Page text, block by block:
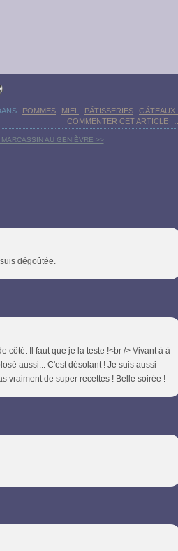
POMMES MIEL PÂTISSERIES
GÂTEAUX...
COMMENTER CET ARTICLE
AU GENIÈVRE >>
dégoûtée.
côté. Il faut que je la teste !<br /> Vivant à à
aussi... C'est désolant ! Je suis aussi
vraiment de super recettes ! Belle soirée !